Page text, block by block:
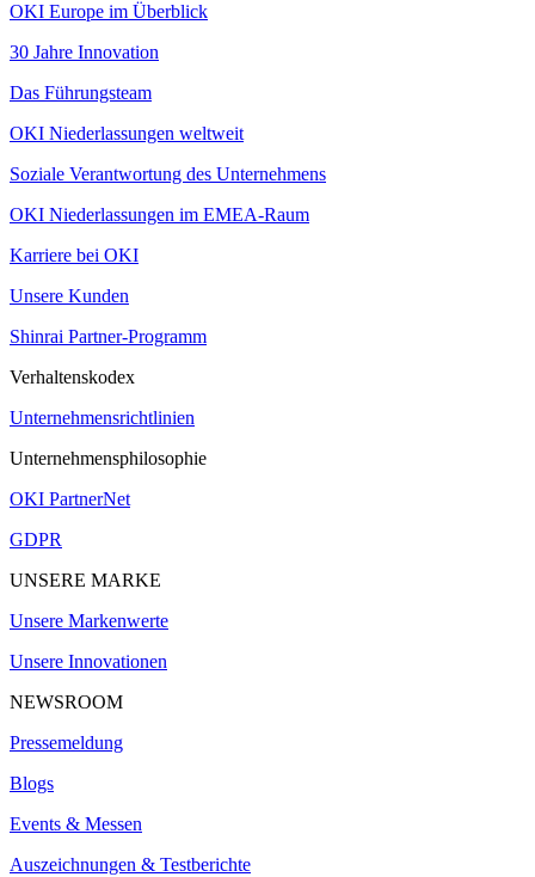
OKI Europe im Überblick
30 Jahre Innovation
Das Führungsteam
OKI Niederlassungen weltweit
Soziale Verantwortung des Unternehmens
OKI Niederlassungen im EMEA-Raum
Karriere bei OKI
Unsere Kunden
Shinrai Partner-Programm
Verhaltenskodex
Unternehmensrichtlinien
Unternehmensphilosophie
OKI PartnerNet
GDPR
UNSERE MARKE
Unsere Markenwerte
Unsere Innovationen
NEWSROOM
Pressemeldung
Blogs
Events & Messen
Auszeichnungen & Testberichte